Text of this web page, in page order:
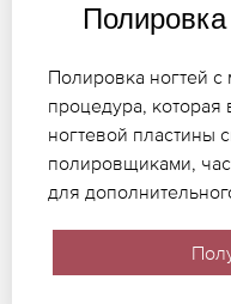
Полировка ногтей с
процедура, которая
ногтевой пластины
полировщиками,
для